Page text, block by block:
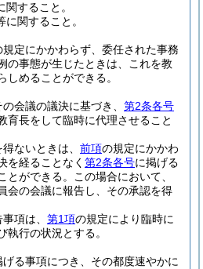
すること。
関すること。
規定にかかわらず、委任された事務
の事態が生じたときは、これを教
しめることができる。
会議の議決に基づき、 第2条各号
育長をして臨時に代理させること
ないときは、 前項の規定にかかわ
を経ることなく 第2条各号に掲げる
とができる。
この場合において、
会の会議に報告し、その承認を得
項は、 第1項の規定により臨時に
執行の状況とする。
る事項につき、その都度速やかに